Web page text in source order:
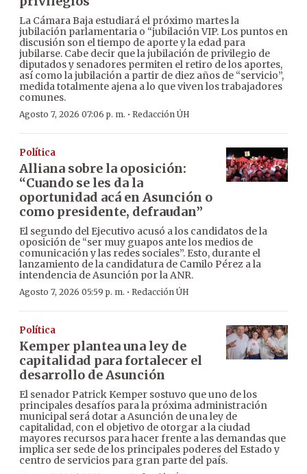
La Cámara Baja estudiará el próximo martes la
jubilación parlamentaria o “jubilación VIP. Los puntos en
discusión son el tiempo de aporte y la edad para
jubilarse. Cabe decir que la jubilación de privilegio de
diputados y senadores permiten el retiro de los aportes,
así como la jubilación a partir de diez años de “servicio”,
medida totalmente ajena a lo que viven los trabajadores
comunes.
Agosto 7, 2026 07:06 p. m. · Redacción ÚH
Política
Alliana sobre la oposición:
“Cuando se les da la
oportunidad acá en Asunción o
como presidente, defraudan”
El segundo del Ejecutivo acusó a los candidatos de la
oposición de “ser muy guapos ante los medios de
comunicación y las redes sociales”. Esto, durante el
lanzamiento de la candidatura de Camilo Pérez a la
intendencia de Asunción por la ANR.
Agosto 7, 2026 05:59 p. m. · Redacción ÚH
Política
Kemper plantea una ley de
capitalidad para fortalecer el
desarrollo de Asunción
El senador Patrick Kemper sostuvo que uno de los
principales desafíos para la próxima administración
municipal será dotar a Asunción de una ley de
capitalidad, con el objetivo de otorgar a la ciudad
mayores recursos para hacer frente a las demandas que
implica ser sede de los principales poderes del Estado y
centro de servicios para gran parte del país.